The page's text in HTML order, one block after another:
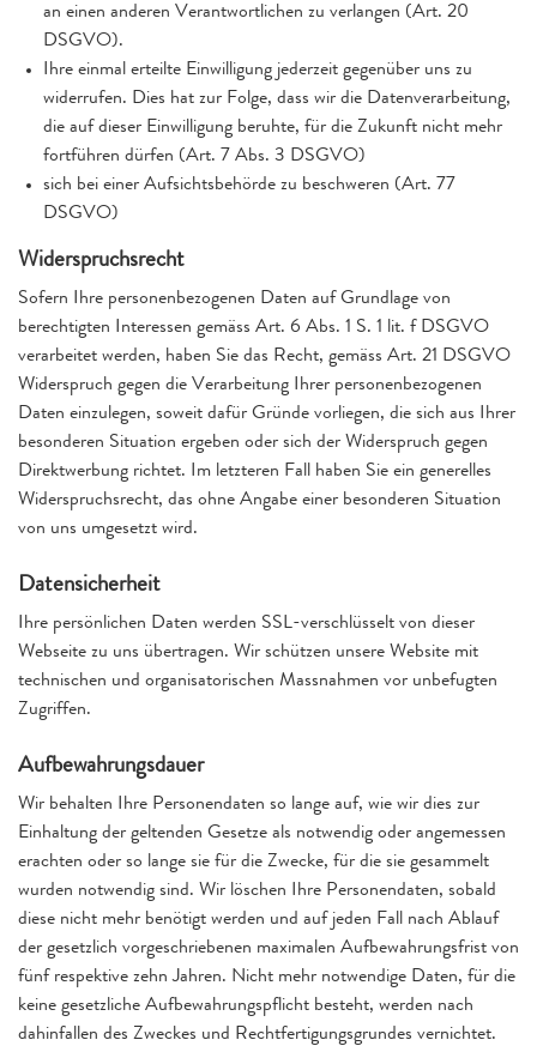
an einen anderen Verantwortlichen zu verlangen (Art. 20
DSGVO).
Ihre einmal erteilte Einwilligung jederzeit gegenüber uns zu
widerrufen. Dies hat zur Folge, dass wir die Datenverarbeitung,
die auf dieser Einwilligung beruhte, für die Zukunft nicht mehr
fortführen dürfen (Art. 7 Abs. 3 DSGVO)
sich bei einer Aufsichtsbehörde zu beschweren (Art. 77
DSGVO)
Widerspruchsrecht
Sofern Ihre personenbezogenen Daten auf Grundlage von
berechtigten Interessen gemäss Art. 6 Abs. 1 S. 1 lit. f DSGVO
verarbeitet werden, haben Sie das Recht, gemäss Art. 21 DSGVO
Widerspruch gegen die Verarbeitung Ihrer personenbezogenen
Daten einzulegen, soweit dafür Gründe vorliegen, die sich aus Ihrer
besonderen Situation ergeben oder sich der Widerspruch gegen
Direktwerbung richtet. Im letzteren Fall haben Sie ein generelles
Widerspruchsrecht, das ohne Angabe einer besonderen Situation
von uns umgesetzt wird.
Datensicherheit
Ihre persönlichen Daten werden SSL-verschlüsselt von dieser
Webseite zu uns übertragen. Wir schützen unsere Website mit
technischen und organisatorischen Massnahmen vor unbefugten
Zugriffen.
Aufbewahrungsdauer
Wir behalten Ihre Personendaten so lange auf, wie wir dies zur
Einhaltung der geltenden Gesetze als notwendig oder angemessen
erachten oder so lange sie für die Zwecke, für die sie gesammelt
wurden notwendig sind. Wir löschen Ihre Personendaten, sobald
diese nicht mehr benötigt werden und auf jeden Fall nach Ablauf
der gesetzlich vorgeschriebenen maximalen Aufbewahrungsfrist von
fünf respektive zehn Jahren. Nicht mehr notwendige Daten, für die
keine gesetzliche Aufbewahrungspflicht besteht, werden nach
dahinfallen des Zweckes und Rechtfertigungsgrundes vernichtet.